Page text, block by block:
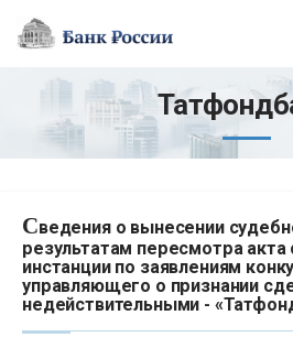
Сведения о вынесении
результатам пересмотра акта
инстанции по заявлениям
управляющего о признании
недействительными -